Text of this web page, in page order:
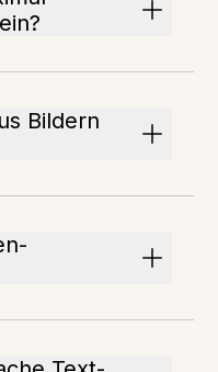
Bildern